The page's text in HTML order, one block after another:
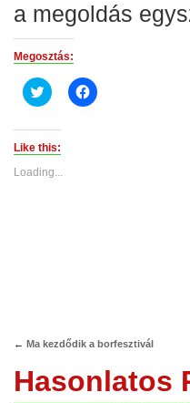
a megoldás
Megosztás:
Click
to
(Opens
in
new
Click
to
Like this:
Loading...
← Ma kezdődik a borfesztivál
Hasonlatos